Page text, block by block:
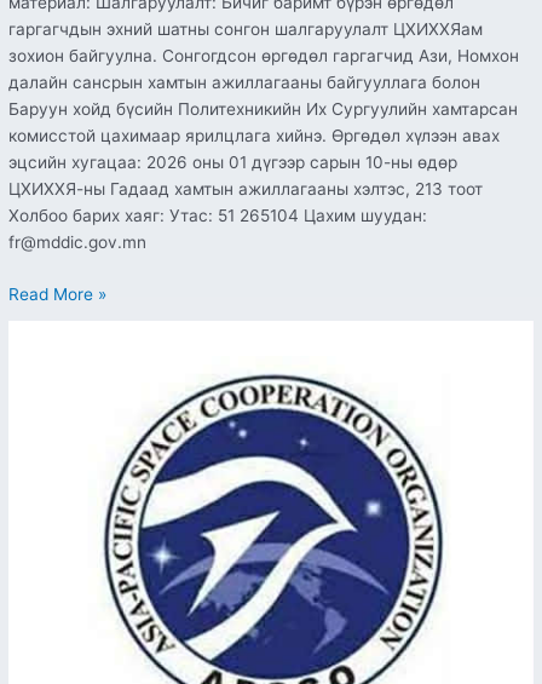
гаргагчдын эхний шатны сонгон шалгаруулалт ЦХИХХЯам
зохион байгуулна. Сонгогдсон өргөдөл гаргагчид Ази, Номхон
далайн сансрын хамтын ажиллагааны байгууллага болон
Баруун хойд бүсийн Политехникийн Их Сургуулийн хамтарсан
комисстой цахимаар ярилцлага хийнэ. Өргөдөл хүлээн авах
эцсийн хугацаа: 2026 оны 01 дүгээр сарын 10-ны өдөр
ЦХИХХЯ-ны Гадаад хамтын ажиллагааны хэлтэс, 213 тоот
Холбоо барих хаяг: Утас: 51 265104 Цахим шуудан:
fr@mddic.gov.mn
Read More »
шалгаруулалт